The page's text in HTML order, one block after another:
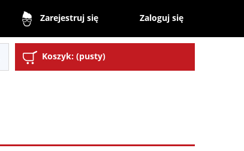
Zarejestruj się Zaloguj się
Koszyk: (pusty)